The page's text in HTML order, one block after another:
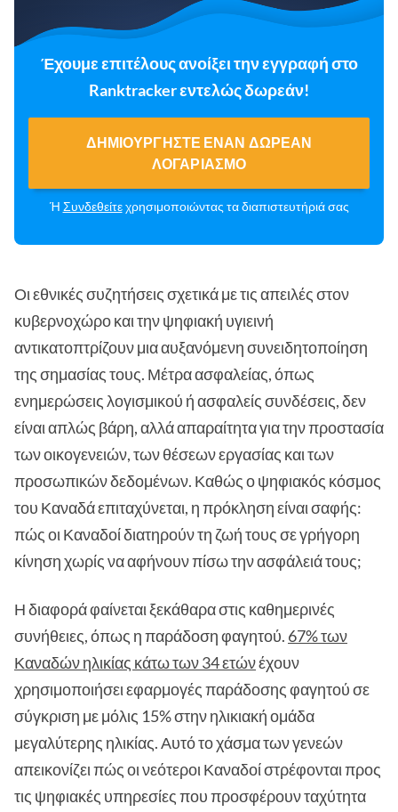
Έχουμε επιτέλους ανοίξει την εγγραφή στο
Ranktracker εντελώς δωρεάν!
ΔΗΜΙΟΥΡΓΉΣΤΕ ΈΝΑΝ ΔΩΡΕΆΝ
ΛΟΓΑΡΙΑΣΜΌ
Ή Συνδεθείτεχρησιμοποιώντας τα διαπιστευτήριά σας
Οι εθνικές συζητήσεις σχετικά με τις απειλές στον
κυβερνοχώρο και την ψηφιακή υγιεινή
αντικατοπτρίζουν μια αυξανόμενη συνειδητοποίηση
της σημασίας τους. Μέτρα ασφαλείας, όπως
ενημερώσεις λογισμικού ή ασφαλείς συνδέσεις, δεν
είναι απλώς βάρη, αλλά απαραίτητα για την προστασία
των οικογενειών, των θέσεων εργασίας και των
προσωπικών δεδομένων. Καθώς ο ψηφιακός κόσμος
του Καναδά επιταχύνεται, η πρόκληση είναι σαφής:
πώς οι Καναδοί διατηρούν τη ζωή τους σε γρήγορη
κίνηση χωρίς να αφήνουν πίσω την ασφάλειά τους;
Η διαφορά φαίνεται ξεκάθαρα στις καθημερινές
συνήθειες, όπως η παράδοση φαγητού. 67% των
Καναδών ηλικίας κάτω των 34 ετώνέχουν
χρησιμοποιήσει εφαρμογές παράδοσης φαγητού σε
σύγκριση με μόλις 15% στην ηλικιακή ομάδα
μεγαλύτερης ηλικίας. Αυτό το χάσμα των γενεών
απεικονίζει πώς οι νεότεροι Καναδοί στρέφονται προς
τις ψηφιακές υπηρεσίες που προσφέρουν ταχύτητα